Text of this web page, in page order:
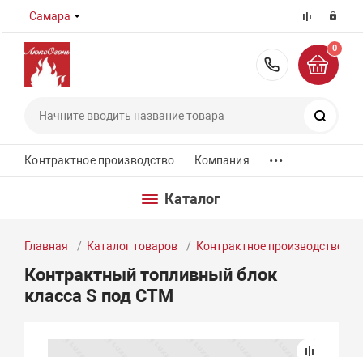
Самара
8 (800)
0
Контрактное производство Компания ...
Каталог
Главная Каталог товаров Контрактное производство
Контрактный топливный блок
класса S под СТМ